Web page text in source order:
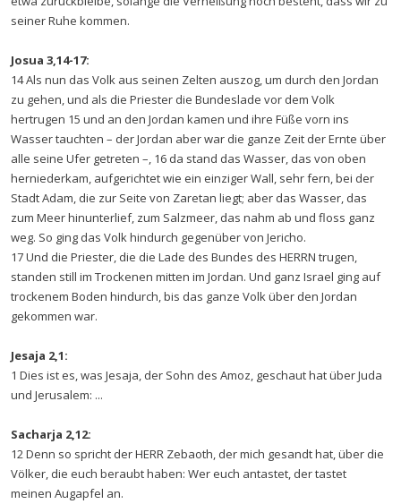
seiner Ruhe kommen.
Josua 3,14-17:
14 Als nun das Volk aus seinen Zelten auszog, um durch den Jordan
zu gehen, und als die Priester die Bundeslade vor dem Volk
hertrugen 15 und an den Jordan kamen und ihre Füße vorn ins
Wasser tauchten – der Jordan aber war die ganze Zeit der Ernte über
alle seine Ufer getreten –, 16 da stand das Wasser, das von oben
herniederkam, aufgerichtet wie ein einziger Wall, sehr fern, bei der
Stadt Adam, die zur Seite von Zaretan liegt; aber das Wasser, das
zum Meer hinunterlief, zum Salzmeer, das nahm ab und floss ganz
weg. So ging das Volk hindurch gegenüber von Jericho.
17 Und die Priester, die die Lade des Bundes des HERRN trugen,
standen still im Trockenen mitten im Jordan. Und ganz Israel ging auf
trockenem Boden hindurch, bis das ganze Volk über den Jordan
gekommen war.
Jesaja 2,1:
1 Dies ist es, was Jesaja, der Sohn des Amoz, geschaut hat über Juda
und Jerusalem: ...
Sacharja 2,12:
12 Denn so spricht der HERR Zebaoth, der mich gesandt hat, über die
Völker, die euch beraubt haben: Wer euch antastet, der tastet
meinen Augapfel an.